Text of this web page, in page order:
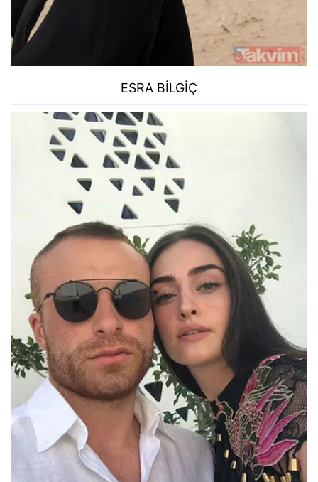
ESRA BİLGİÇ